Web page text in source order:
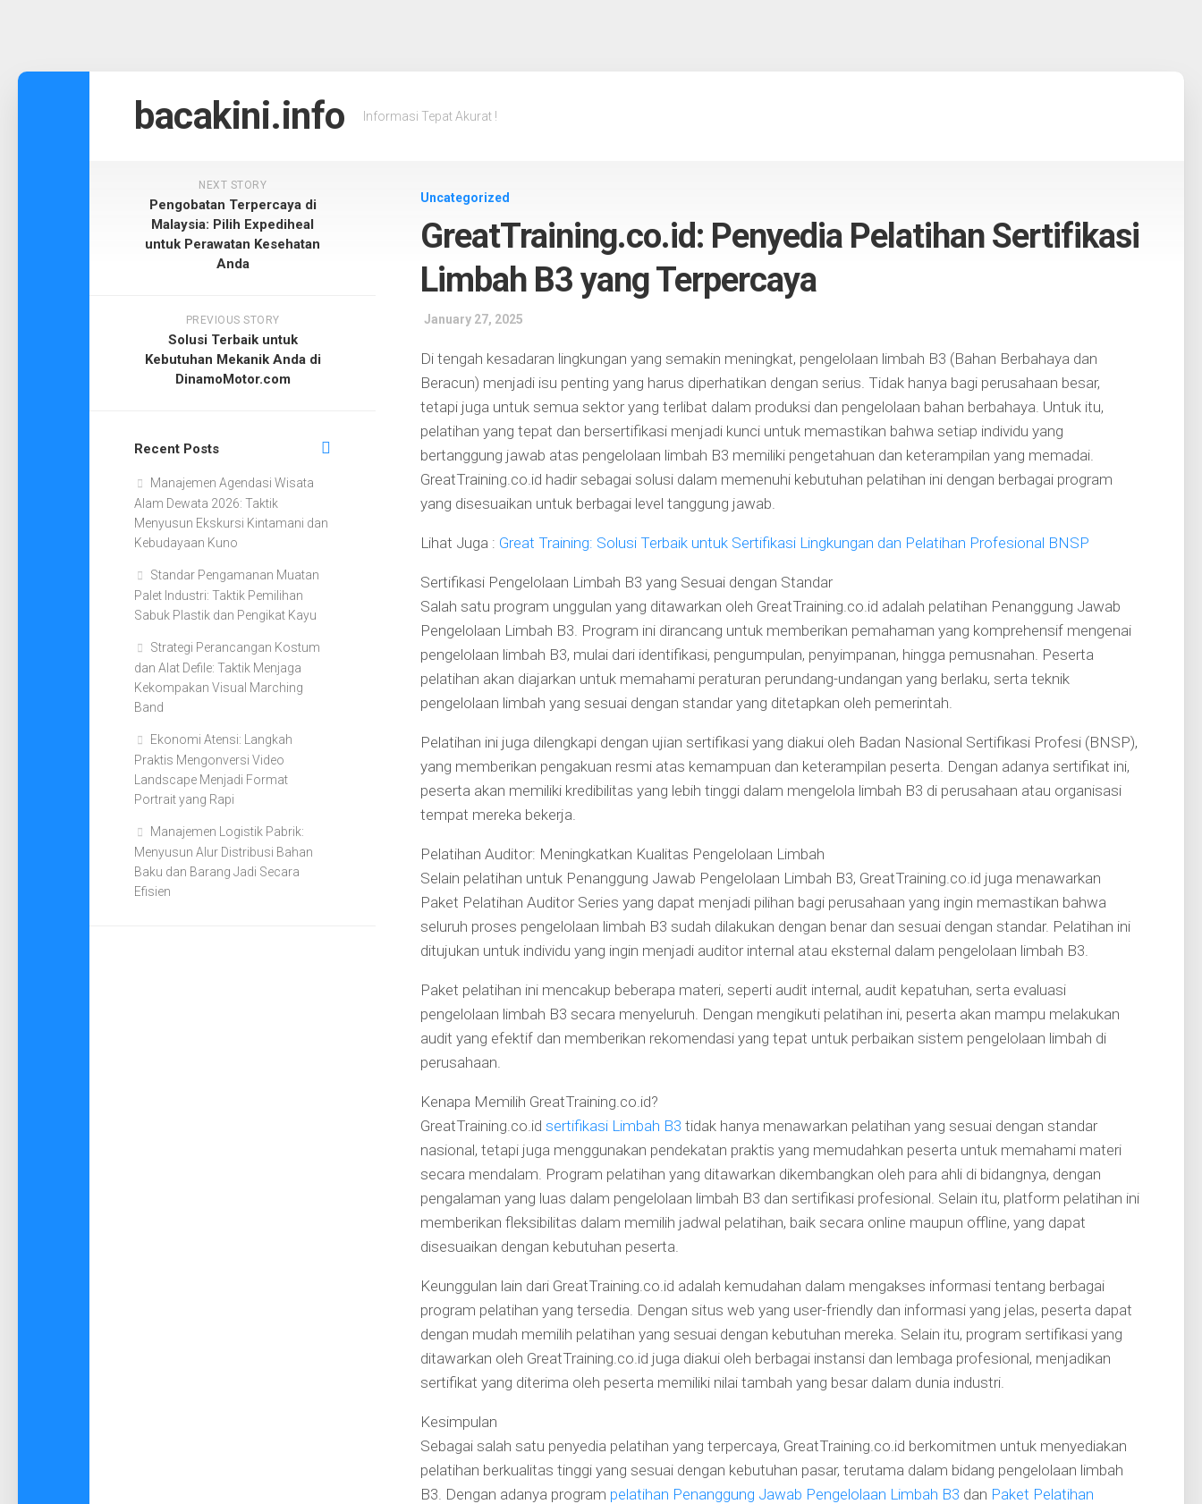
Skip
bacakini.info Informasi Tepat Akurat !
Uncategorized
GreatTraining.co.id: Penyedia Pelatihan Sertifikasi
Limbah B3 yang Terpercaya
January 27, 2025
Di tengah kesadaran lingkungan yang semakin meningkat, pengelolaan limbah B3 (Bahan Berbahaya dan
Beracun) menjadi isu penting yang harus diperhatikan dengan serius. Tidak hanya bagi perusahaan besar,
tetapi juga untuk semua sektor yang terlibat dalam produksi dan pengelolaan bahan berbahaya. Untuk itu,
pelatihan yang tepat dan bersertifikasi menjadi kunci untuk memastikan bahwa setiap individu yang
bertanggung jawab atas pengelolaan limbah B3 memiliki pengetahuan dan keterampilan yang memadai.
GreatTraining.co.id hadir sebagai solusi dalam memenuhi kebutuhan pelatihan ini dengan berbagai program
yang disesuaikan untuk berbagai level tanggung jawab.
Lihat Juga : Great Training: Solusi Terbaik untuk Sertifikasi Lingkungan dan Pelatihan Profesional BNSP
Sertifikasi Pengelolaan Limbah B3 yang Sesuai dengan Standar
Salah satu program unggulan yang ditawarkan oleh GreatTraining.co.id adalah pelatihan Penanggung Jawab
Pengelolaan Limbah B3. Program ini dirancang untuk memberikan pemahaman yang komprehensif mengenai
pengelolaan limbah B3, mulai dari identifikasi, pengumpulan, penyimpanan, hingga pemusnahan. Peserta
pelatihan akan diajarkan untuk memahami peraturan perundang-undangan yang berlaku, serta teknik
pengelolaan limbah yang sesuai dengan standar yang ditetapkan oleh pemerintah.
Pelatihan ini juga dilengkapi dengan ujian sertifikasi yang diakui oleh Badan Nasional Sertifikasi Profesi (BNSP),
yang memberikan pengakuan resmi atas kemampuan dan keterampilan peserta. Dengan adanya sertifikat ini,
peserta akan memiliki kredibilitas yang lebih tinggi dalam mengelola limbah B3 di perusahaan atau organisasi
tempat mereka bekerja.
Pelatihan Auditor: Meningkatkan Kualitas Pengelolaan Limbah
Selain pelatihan untuk Penanggung Jawab Pengelolaan Limbah B3, GreatTraining.co.id juga menawarkan
Paket Pelatihan Auditor Series yang dapat menjadi pilihan bagi perusahaan yang ingin memastikan bahwa
seluruh proses pengelolaan limbah B3 sudah dilakukan dengan benar dan sesuai dengan standar. Pelatihan ini
ditujukan untuk individu yang ingin menjadi auditor internal atau eksternal dalam pengelolaan limbah B3.
Paket pelatihan ini mencakup beberapa materi, seperti audit internal, audit kepatuhan, serta evaluasi
pengelolaan limbah B3 secara menyeluruh. Dengan mengikuti pelatihan ini, peserta akan mampu melakukan
audit yang efektif dan memberikan rekomendasi yang tepat untuk perbaikan sistem pengelolaan limbah di
perusahaan.
Kenapa Memilih GreatTraining.co.id?
GreatTraining.co.id sertifikasi Limbah B3 tidak hanya menawarkan pelatihan yang sesuai dengan standar
nasional, tetapi juga menggunakan pendekatan praktis yang memudahkan peserta untuk memahami materi
secara mendalam. Program pelatihan yang ditawarkan dikembangkan oleh para ahli di bidangnya, dengan
pengalaman yang luas dalam pengelolaan limbah B3 dan sertifikasi profesional. Selain itu, platform pelatihan ini
memberikan fleksibilitas dalam memilih jadwal pelatihan, baik secara online maupun offline, yang dapat
disesuaikan dengan kebutuhan peserta.
Keunggulan lain dari GreatTraining.co.id adalah kemudahan dalam mengakses informasi tentang berbagai
program pelatihan yang tersedia. Dengan situs web yang user-friendly dan informasi yang jelas, peserta dapat
dengan mudah memilih pelatihan yang sesuai dengan kebutuhan mereka. Selain itu, program sertifikasi yang
ditawarkan oleh GreatTraining.co.id juga diakui oleh berbagai instansi dan lembaga profesional, menjadikan
sertifikat yang diterima oleh peserta memiliki nilai tambah yang besar dalam dunia industri.
Kesimpulan
Sebagai salah satu penyedia pelatihan yang terpercaya, GreatTraining.co.id berkomitmen untuk menyediakan
pelatihan berkualitas tinggi yang sesuai dengan kebutuhan pasar, terutama dalam bidang pengelolaan limbah
B3. Dengan adanya program pelatihan Penanggung Jawab Pengelolaan Limbah B3 dan Paket Pelatihan
NEXT STORY
Pengobatan Terpercaya di
Malaysia: Pilih Expediheal
untuk Perawatan Kesehatan
Anda
PREVIOUS STORY
Solusi Terbaik untuk
Kebutuhan Mekanik Anda di
DinamoMotor.com
Recent Posts
Manajemen Agendasi Wisata
Alam Dewata 2026: Taktik
Menyusun Ekskursi Kintamani dan
Kebudayaan Kuno
Standar Pengamanan Muatan
Palet Industri: Taktik Pemilihan
Sabuk Plastik dan Pengikat Kayu
Strategi Perancangan Kostum
dan Alat Defile: Taktik Menjaga
Kekompakan Visual Marching
Band
Ekonomi Atensi: Langkah
Praktis Mengonversi Video
Landscape Menjadi Format
Portrait yang Rapi
Manajemen Logistik Pabrik:
Menyusun Alur Distribusi Bahan
Baku dan Barang Jadi Secara
Efisien